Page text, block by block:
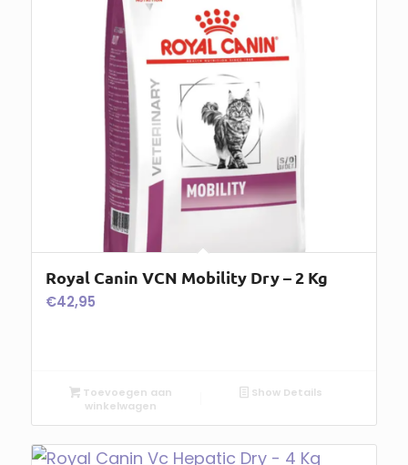
Royal Canin VCN Mobility Dry – 2 Kg
€42,95
Toevoegen aan
winkelwagen
Show Details